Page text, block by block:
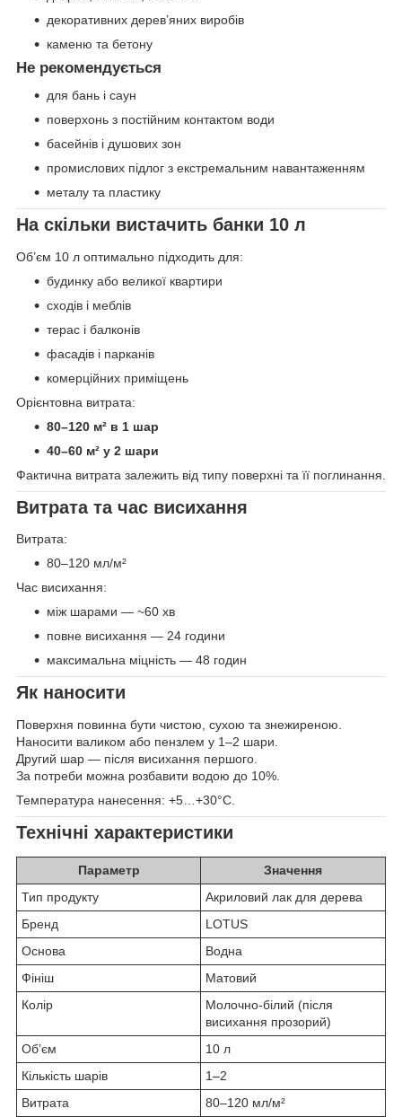
декоративних дерев’яних виробів
каменю та бетону
Не рекомендується
для бань і саун
поверхонь з постійним контактом води
басейнів і душових зон
промислових підлог з екстремальним навантаженням
металу та пластику
На скільки вистачить банки 10 л
Об’єм 10 л оптимально підходить для:
будинку або великої квартири
сходів і меблів
терас і балконів
фасадів і парканів
комерційних приміщень
Орієнтовна витрата:
80–120 м² в 1 шар
40–60 м² у 2 шари
Фактична витрата залежить від типу поверхні та її поглинання.
Витрата та час висихання
Витрата:
80–120 мл/м²
Час висихання:
між шарами — ~60 хв
повне висихання — 24 години
максимальна міцність — 48 годин
Як наносити
Поверхня повинна бути чистою, сухою та знежиреною.
Наносити валиком або пензлем у 1–2 шари.
Другий шар — після висихання першого.
За потреби можна розбавити водою до 10%.
Температура нанесення: +5…+30°C.
Технічні характеристики
Параметр
Значення
Тип продукту
Акриловий лак для дерева
Бренд
LOTUS
Основа
Водна
Фініш
Матовий
Колір
Молочно-білий (після
висихання прозорий)
Обʼєм
10 л
Кількість шарів
1–2
Витрата
80–120 мл/м²